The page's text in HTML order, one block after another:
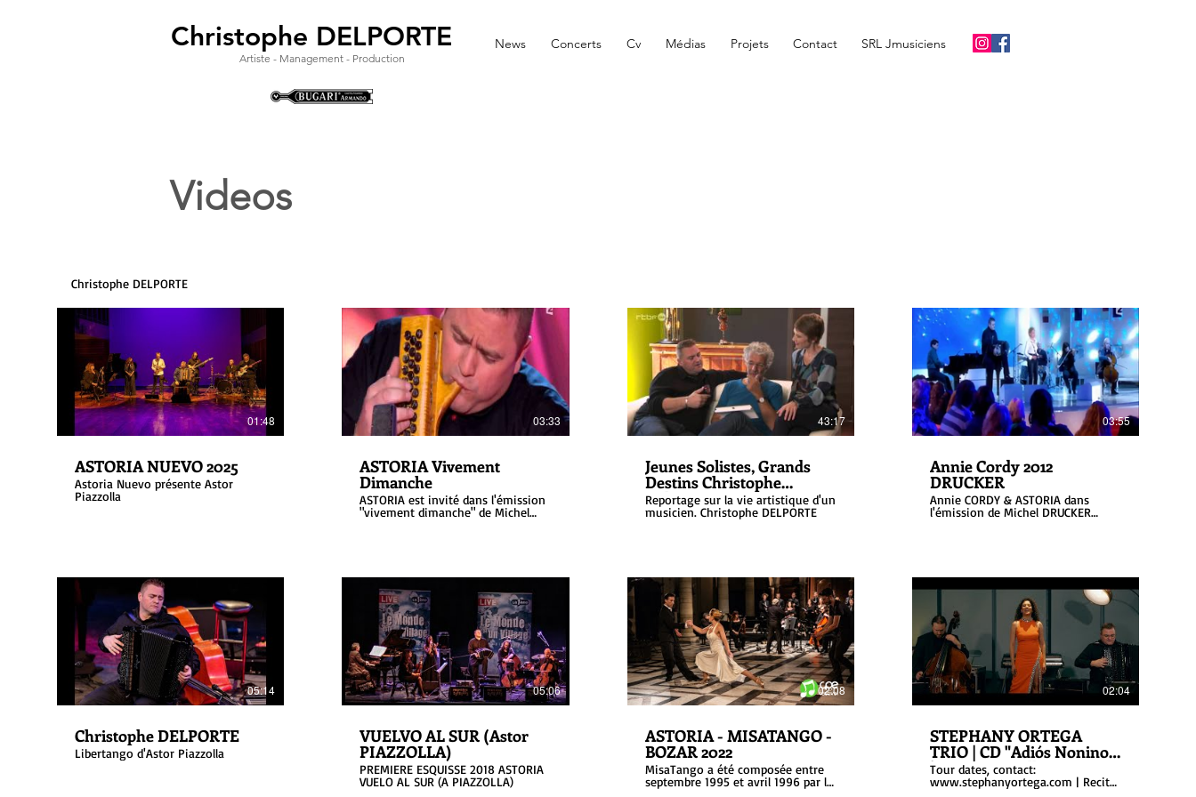
Christophe DELPORTE
Artiste - Management - Production
News Concerts Cv Médias Projets Contact SRL Jmusiciens
Videos
Christophe DELPORTE
01:48
ASTORIA NUEVO 2025
Astoria Nuevo présente Astor
Piazzolla
03:33
ASTORIA Vivement
Dimanche
ASTORIA est invité dans l'émission
"vivement dimanche" de Michel
PIAZZOLLA.
43:17
Jeunes Solistes, Grands
Destins Christophe
Delporte
Reportage sur la vie artistique d'un
musicien. Christophe DELPORTE
03:55
Annie Cordy 2012
DRUCKER
Annie CORDY & ASTORIA dans
l'émission de Michel DRUCKER
05:14
Christophe DELPORTE
Libertango d'Astor Piazzolla
05:06
VUELVO AL SUR (Astor
PIAZZOLLA)
PREMIERE ESQUISSE 2018 ASTORIA
VUELO AL SUR (A PIAZZOLLA)
02:08
ASTORIA - MISATANGO -
BOZAR 2022
MisaTango a été composée entre
septembre 1995 et avril 1996 par le
compositeur argentin Martín
02:04
STEPHANY ORTEGA
TRIO | CD "Adiós Nonino"
| Astor Piazzolla : TANGO
Passion! | Delporte |
Tour dates, contact:
www.stephanyortega.com | Recital:
Astor Piazzolla : Tango Passion ! |